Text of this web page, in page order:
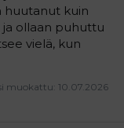
huutanut kuin
ja ollaan puhuttu
vielä, kun
muokattu: 10.07.2026